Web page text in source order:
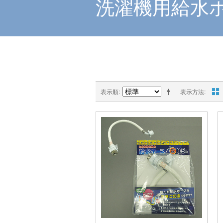
洗濯機用給水
表示方法
表示順